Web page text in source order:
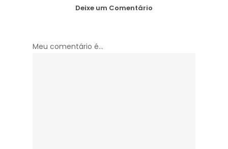
Deixe um Comentário
Meu comentário é...